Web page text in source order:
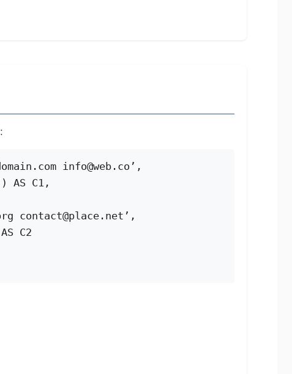
info@web.co’,
AS C1,
contact@place.net’,
C2